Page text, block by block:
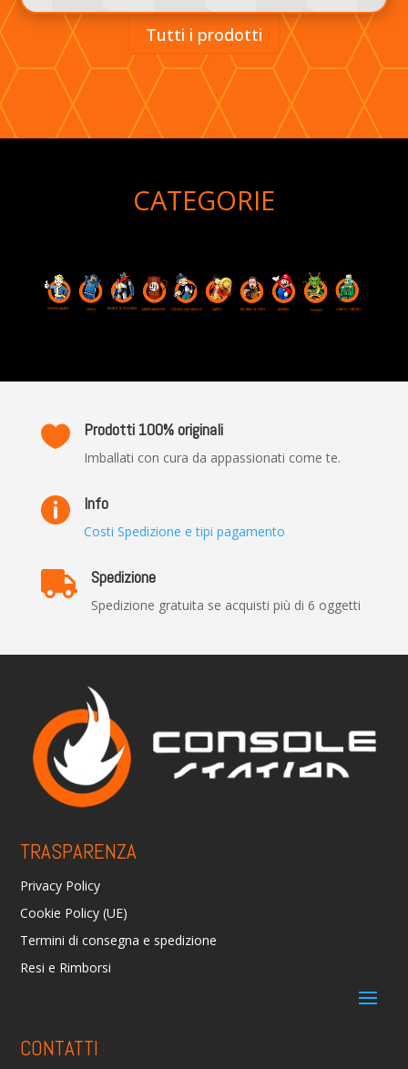
Tutti i prodotti
CATEGORIE
VIDEOGAMES LEGO ROBOT & FIGURES MERCHANDISE GIOCHI DA TAVOLO CARTE BLURAY & DVD AMIIBO FUNKO USATO / RETRO
 Prodotti 100% originali
Imballati con cura da appassionati come te.
 Info
Costi Spedizione e tipi pagamento
 Spedizione
Spedizione gratuita se acquisti più di 6 oggetti
TRASPARENZA
Privacy Policy
Cookie Policy (UE)
Termini di consegna e spedizione
Resi e Rimborsi
CONTATTI